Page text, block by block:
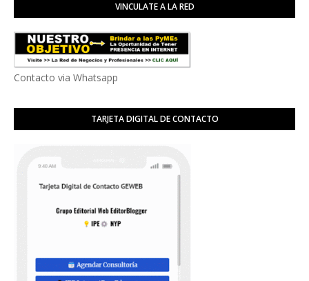
VINCULATE A LA RED
Contacto via Whatsapp
TARJETA DIGITAL DE CONTACTO